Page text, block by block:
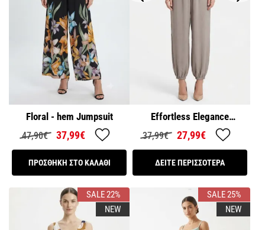
Floral - hem Jumpsuit
47,90€ 37,99€
ΠΡΟΣΘΗΚΗ ΣΤΟ ΚΑΛΑΘΙ
Effortless Elegance
37,99€ 27,99€
ΔΕΙΤΕ ΠΕΡΙΣΣΟΤΕΡΑ
NEW
SALE 22%
NEW
SALE 25%